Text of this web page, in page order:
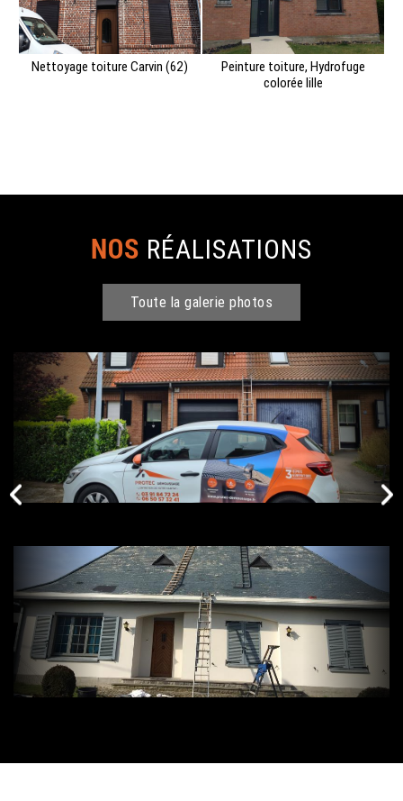
Nettoyage toiture Carvin (62)
Peinture toiture, Hydrofuge
colorée lille
NOS RÉALISATIONS
Toute la galerie photos